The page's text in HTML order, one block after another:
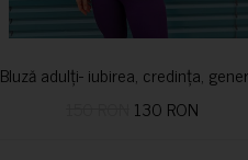
Bluză adulți- iubirea, credința,
130 RON